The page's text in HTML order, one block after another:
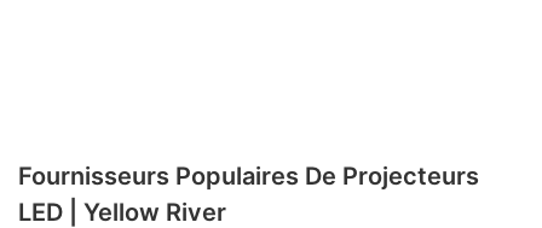
Fournisseurs Populaires De Projecteurs
LED | Yellow River